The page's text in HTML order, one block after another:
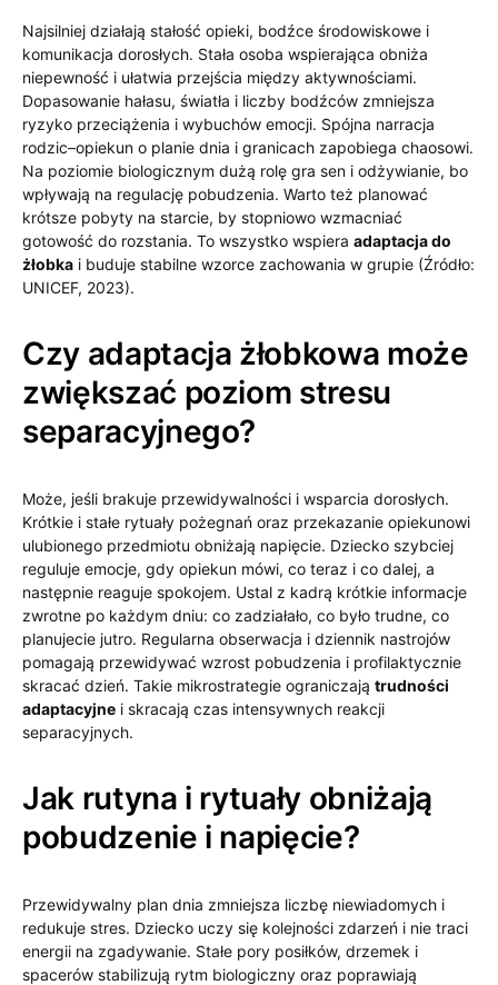
Najsilniej działają stałość opieki, bodźce środowiskowe i
komunikacja dorosłych. Stała osoba wspierająca obniża
niepewność i ułatwia przejścia między aktywnościami.
Dopasowanie hałasu, światła i liczby bodźców zmniejsza
ryzyko przeciążenia i wybuchów emocji. Spójna narracja
rodzic–opiekun o planie dnia i granicach zapobiega chaosowi.
Na poziomie biologicznym dużą rolę gra sen i odżywianie, bo
wpływają na regulację pobudzenia. Warto też planować
krótsze pobyty na starcie, by stopniowo wzmacniać
gotowość do rozstania. To wszystko wspiera adaptacja do
żłobka i buduje stabilne wzorce zachowania w grupie (Źródło:
UNICEF, 2023).
Czy adaptacja żłobkowa może
zwiększać poziom stresu
separacyjnego?
Może, jeśli brakuje przewidywalności i wsparcia dorosłych.
Krótkie i stałe rytuały pożegnań oraz przekazanie opiekunowi
ulubionego przedmiotu obniżają napięcie. Dziecko szybciej
reguluje emocje, gdy opiekun mówi, co teraz i co dalej, a
następnie reaguje spokojem. Ustal z kadrą krótkie informacje
zwrotne po każdym dniu: co zadziałało, co było trudne, co
planujecie jutro. Regularna obserwacja i dziennik nastrojów
pomagają przewidywać wzrost pobudzenia i profilaktycznie
skracać dzień. Takie mikrostrategie ograniczają trudności
adaptacyjne i skracają czas intensywnych reakcji
separacyjnych.
Jak rutyna i rytuały obniżają
pobudzenie i napięcie?
Przewidywalny plan dnia zmniejsza liczbę niewiadomych i
redukuje stres. Dziecko uczy się kolejności zdarzeń i nie traci
energii na zgadywanie. Stałe pory posiłków, drzemek i
spacerów stabilizują rytm biologiczny oraz poprawiają